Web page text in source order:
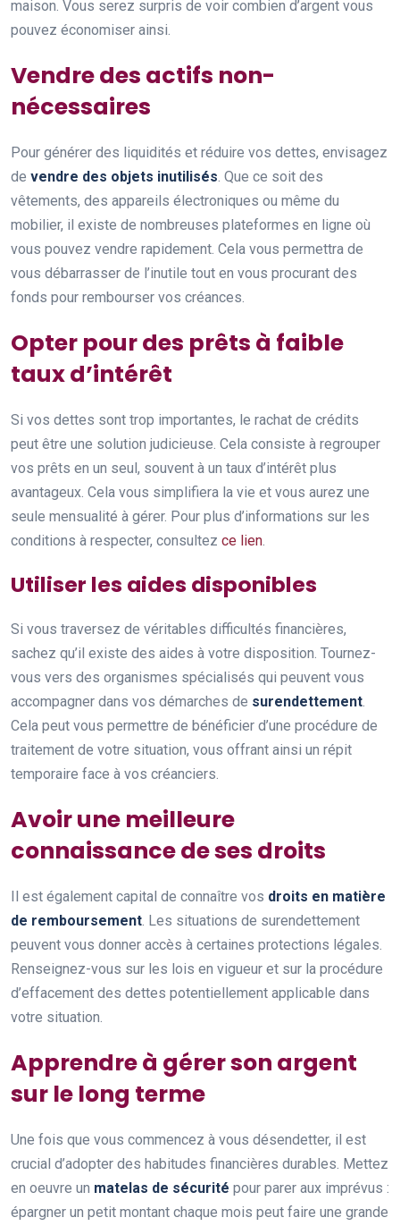
maison. Vous serez surpris de voir combien d’argent vous
pouvez économiser ainsi.
Vendre des actifs non-
nécessaires
Pour générer des liquidités et réduire vos dettes, envisagez
de vendre des objets inutilisés . Que ce soit des
vêtements, des appareils électroniques ou même du
mobilier, il existe de nombreuses plateformes en ligne où
vous pouvez vendre rapidement. Cela vous permettra de
vous débarrasser de l’inutile tout en vous procurant des
fonds pour rembourser vos créances.
Opter pour des prêts à faible
taux d’intérêt
Si vos dettes sont trop importantes, le rachat de crédits
peut être une solution judicieuse. Cela consiste à regrouper
vos prêts en un seul, souvent à un taux d’intérêt plus
avantageux. Cela vous simplifiera la vie et vous aurez une
seule mensualité à gérer. Pour plus d’informations sur les
conditions à respecter, consultez ce lien
Utiliser les aides disponibles
Si vous traversez de véritables difficultés financières,
sachez qu’il existe des aides à votre disposition. Tournez-
vous vers des organismes spécialisés qui peuvent vous
accompagner dans vos démarches de surendettement
Cela peut vous permettre de bénéficier d’une procédure de
traitement de votre situation, vous offrant ainsi un répit
temporaire face à vos créanciers.
Avoir une meilleure
connaissance de ses droits
Il est également capital de connaître vos droits en matière
de remboursement . Les situations de surendettement
peuvent vous donner accès à certaines protections légales.
Renseignez-vous sur les lois en vigueur et sur la procédure
d’effacement des dettes potentiellement applicable dans
votre situation.
Apprendre à gérer son argent
sur le long terme
Une fois que vous commencez à vous désendetter, il est
crucial d’adopter des habitudes financières durables. Mettez
en oeuvre un matelas de sécurité pour parer aux imprévus :
épargner un petit montant chaque mois peut faire une grande